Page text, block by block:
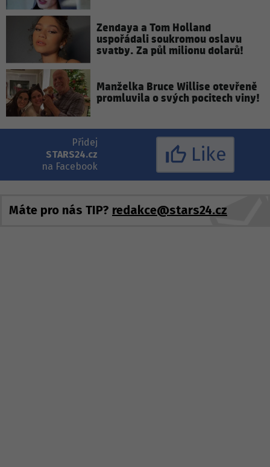
Zendaya a Tom Holland
uspořádali soukromou oslavu
svatby. Za půl milionu dolarů!
Manželka Bruce Willise otevřeně
promluvila o svých pocitech viny!
Přidej
STARS24.cz
na Facebook
Like
Máte pro nás TIP? redakce@stars24.cz